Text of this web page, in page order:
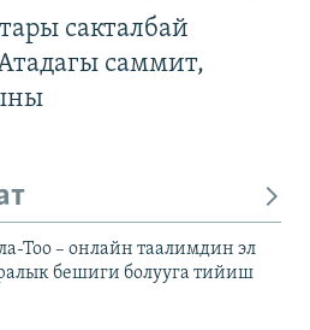
сакталбай
саммит,
Тоо – онлайн таалимдин эл
бешиги болууга тийиш